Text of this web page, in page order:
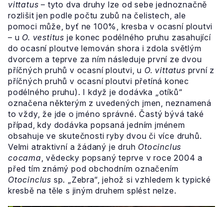
vittatus – tyto dva druhy lze od sebe jednoznačně
rozlišit jen podle počtu zubů na čelistech, ale
pomoci může, byť ne 100%, kresba v ocasní ploutvi
– u O. vestitus je konec podélného pruhu zasahující
do ocasní ploutve lemován shora i zdola světlým
dvorcem a teprve za ním následuje první ze dvou
příčných pruhů v ocasní ploutvi, u O. vittatus první z
příčných pruhů v ocasní ploutvi přetíná konec
podélného pruhu). I když je dodávka „otíků“
označena některým z uvedených jmen, neznamená
to vždy, že jde o jméno správné. Častý bývá také
případ, kdy dodávka popsaná jedním jménem
obsahuje ve skutečnosti ryby dvou či více druhů.
Velmi atraktivní a žádaný je druh Otocinclus
cocama, vědecky popsaný teprve v roce 2004 a
před tím známý pod obchodním označením
Otocinclus sp. „Zebra“, jehož si vzhledem k typické
kresbě na těle s jiným druhem splést nelze.